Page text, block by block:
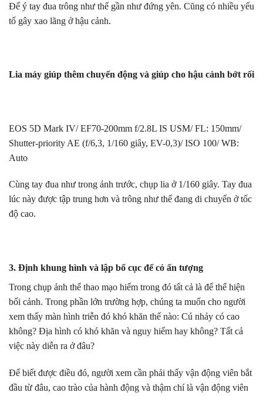
Để ý tay đua trông như thể gần như đứng yên. Cũng có nhiều yếu
tố gây xao lãng ở hậu cảnh.
Lia máy giúp thêm chuyển động và giúp cho hậu cảnh bớt rối
EOS 5D Mark IV/ EF70-200mm f/2.8L IS USM/ FL: 150mm/
Shutter-priority AE (f/6,3, 1/160 giây, EV-0,3)/ ISO 100/ WB:
Auto
Cùng tay đua như trong ảnh trước, chụp lia ở 1/160 giây. Tay đua
lúc này được tập trung hơn và trông như thể đang di chuyển ở tốc
độ cao.
3. Định khung hình và lập bố cục để có ấn tượng
Trong chụp ảnh thể thao mạo hiểm trong đó tất cả là để thể hiện
bối cảnh. Trong phần lớn trường hợp, chúng ta muốn cho người
xem thấy màn hình triễn đó khó khăn thế nào: Cú nhảy có cao
không? Địa hình có khó khăn và nguy hiểm hay không? Tất cả
việc này diễn ra ở đâu?
Để biết được điều đó, người xem cần phải thấy vận động viên bắt
đầu từ đâu, cao trào của hành động và thậm chí là vận động viên